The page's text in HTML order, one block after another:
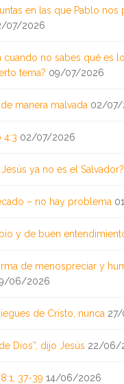
en las que Pablo nos
07/2026
cuando no sabes qué es
tema? 09/07/2026
manera malvada 02/07/
4:3 02/07/2026
ya no es el Salvador?
– no hay problema
y de buen
de menospreciar y
06/2026
de Cristo, nunca
Dios”, dijo Jesús 22/06/
37-39 14/06/2026